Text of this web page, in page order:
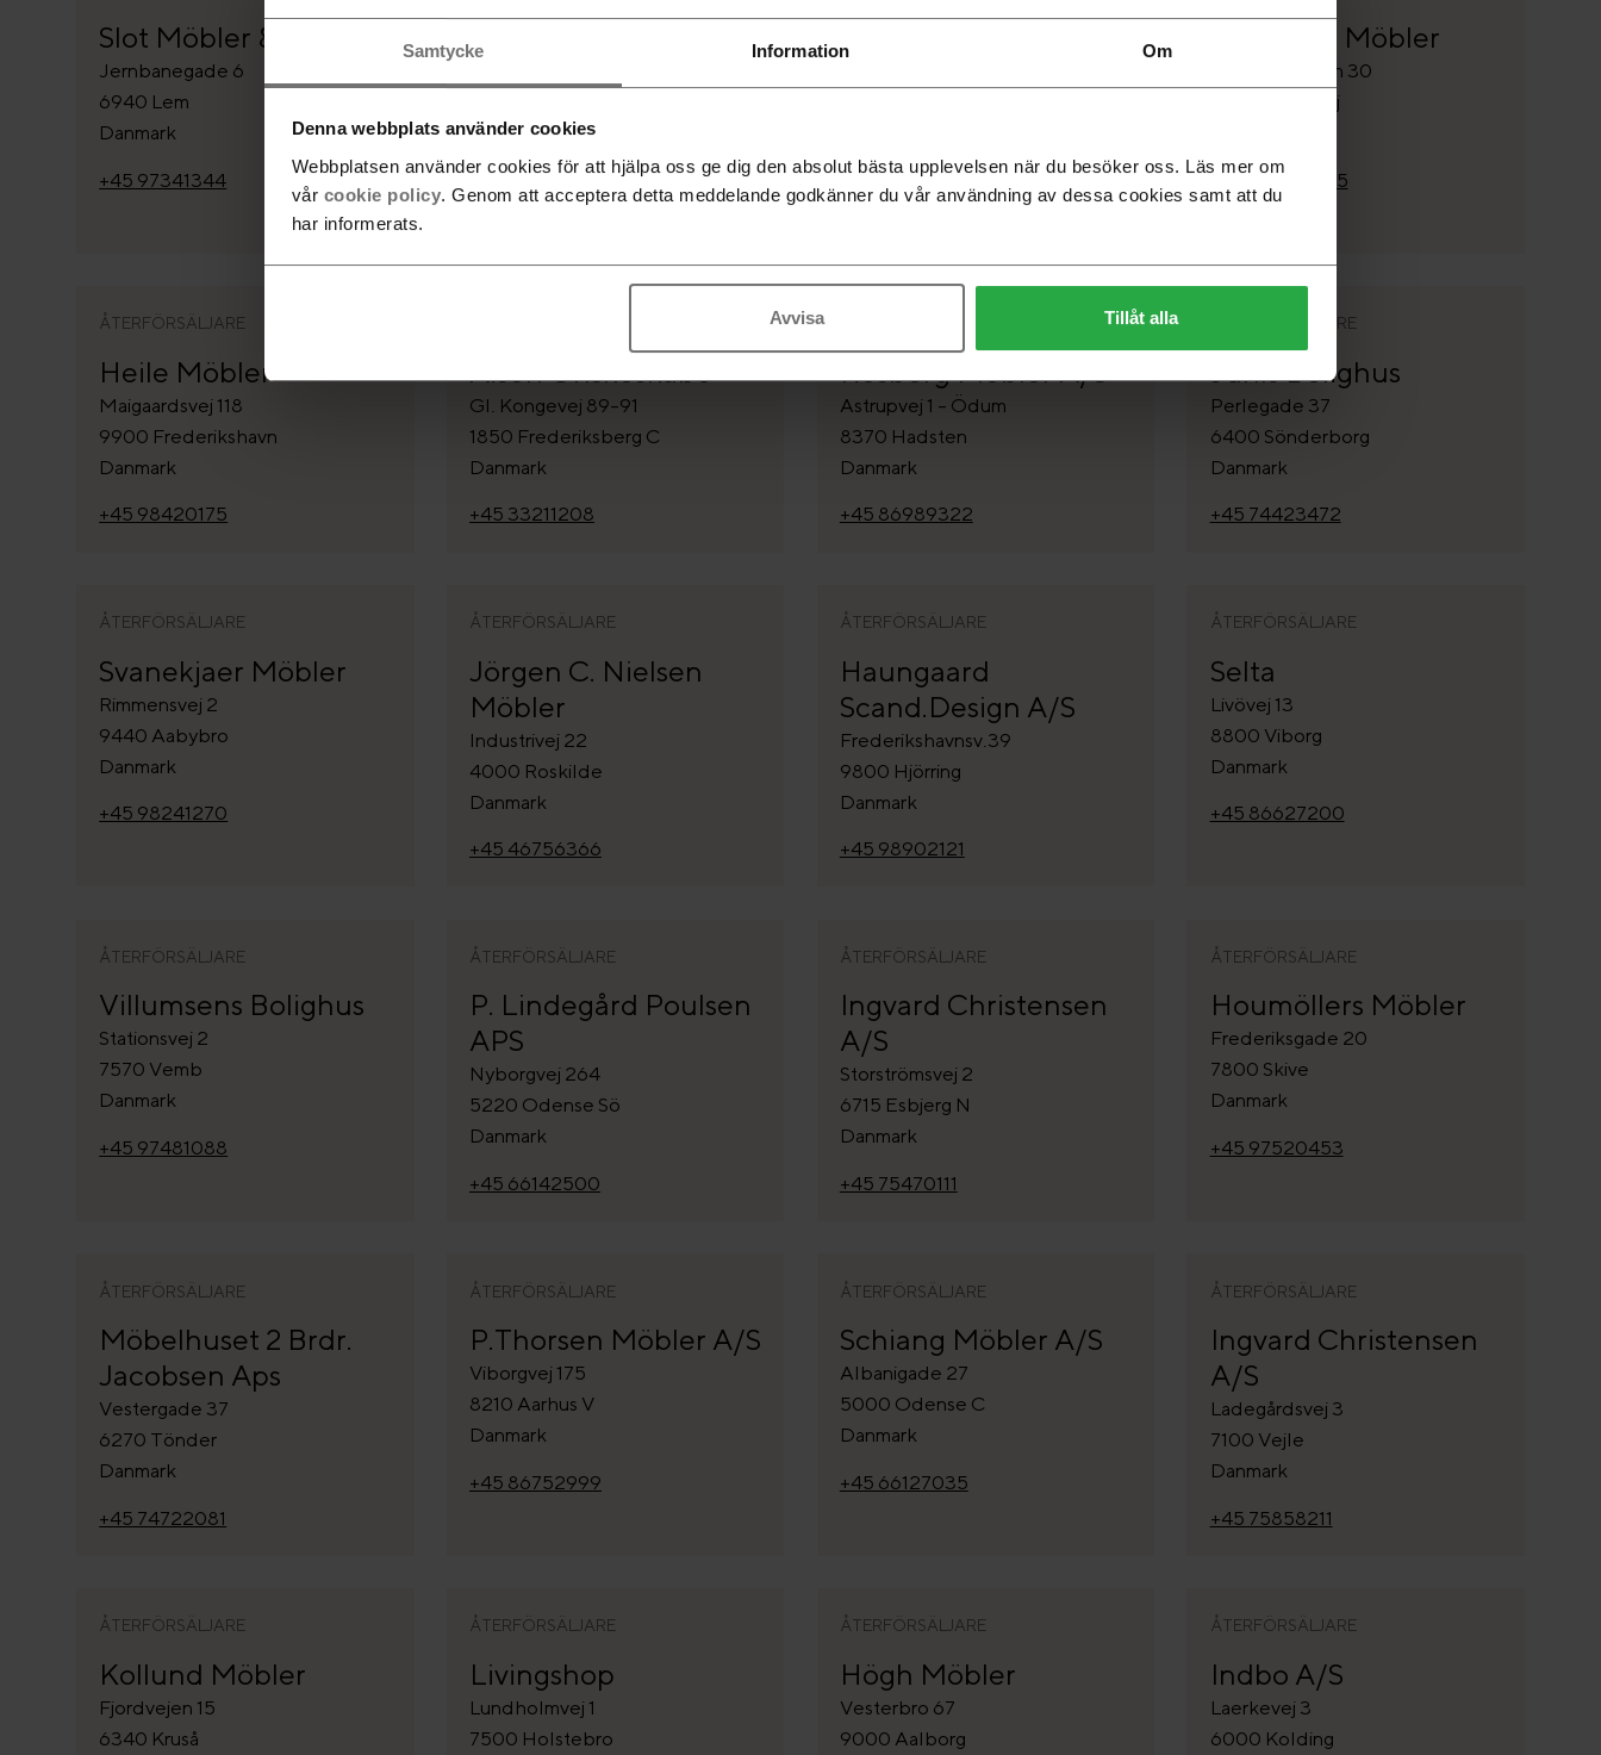
Samtycke Information Om
Denna webbplats använder cookies
Webbplatsen använder cookies för att hjälpa oss ge dig den absolut bästa upplevelsen när du besöker oss. Läs mer om
vår cookie policy. Genom att acceptera detta meddelande godkänner du vår användning av dessa cookies samt att du
har informerats.
Avvisa Tillåt alla
Slot Möbler & Täpper
Jernbanegade 6
6940 Lem
Danmark
+45 97341344
Danmark
+45 6262 5400
Danmark
Brdr. Friis Möbler
Mellemvangen 30
2700 Brönshöj
+45 38800005
ÅTERFÖRSÄLJARE
Heile Möbler
Maigaardsvej 118
9900 Frederikshavn
Danmark
+45 98420175
Aisen Önskeskabe
Gl. Kongevej 89-91
1850 Frederiksberg C
Danmark
+45 33211208
Rosborg Möbler A/S
Astrupvej 1 - Ödum
8370 Hadsten
Danmark
+45 86989322
ÅTERFÖRSÄLJARE
Juhls Bolighus
Perlegade 37
6400 Sönderborg
Danmark
+45 74423472
ÅTERFÖRSÄLJARE
Svanekjaer Möbler
Rimmensvej 2
9440 Aabybro
Danmark
+45 98241270
ÅTERFÖRSÄLJARE
Jörgen C. Nielsen
Möbler
Industrivej 22
4000 Roskilde
Danmark
+45 46756366
ÅTERFÖRSÄLJARE
Haungaard
Scand.Design A/S
Frederikshavnsv.39
9800 Hjörring
Danmark
+45 98902121
ÅTERFÖRSÄLJARE
Selta
Livövej 13
8800 Viborg
Danmark
+45 86627200
ÅTERFÖRSÄLJARE
Villumsens Bolighus
Stationsvej 2
7570 Vemb
Danmark
+45 97481088
ÅTERFÖRSÄLJARE
P. Lindegård Poulsen
APS
Nyborgvej 264
5220 Odense Sö
Danmark
+45 66142500
ÅTERFÖRSÄLJARE
Ingvard Christensen
A/S
Storströmsvej 2
6715 Esbjerg N
Danmark
+45 75470111
ÅTERFÖRSÄLJARE
Houmöllers Möbler
Frederiksgade 20
7800 Skive
Danmark
+45 97520453
ÅTERFÖRSÄLJARE
Möbelhuset 2 Brdr.
Jacobsen Aps
Vestergade 37
6270 Tönder
Danmark
+45 74722081
ÅTERFÖRSÄLJARE
P.Thorsen Möbler A/S
Viborgvej 175
8210 Aarhus V
Danmark
+45 86752999
ÅTERFÖRSÄLJARE
Schiang Möbler A/S
Albanigade 27
5000 Odense C
Danmark
+45 66127035
ÅTERFÖRSÄLJARE
Ingvard Christensen
A/S
Ladegårdsvej 3
7100 Vejle
Danmark
+45 75858211
ÅTERFÖRSÄLJARE
Kollund Möbler
Fjordvejen 15
6340 Kruså
ÅTERFÖRSÄLJARE
Livingshop
Lundholmvej 1
7500 Holstebro
ÅTERFÖRSÄLJARE
Högh Möbler
Vesterbro 67
9000 Aalborg
ÅTERFÖRSÄLJARE
Indbo A/S
Laerkevej 3
6000 Kolding